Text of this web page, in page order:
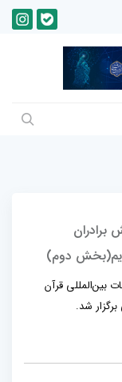
دوم)
بین‌المللی قرآن
شد.